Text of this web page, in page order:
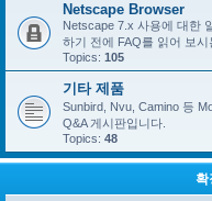
Netscape Browser
Netscape 7.x 사용에 대한
하기 전에 FAQ를 읽어 보
Topics: 105
기타 제품
Sunbird, Nvu, Camino 등
Q&A 게시판입니다.
Topics: 48
확